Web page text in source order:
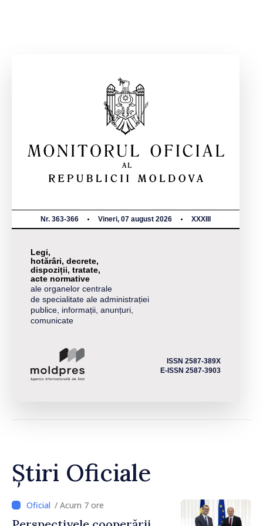
Nr. 363-366 Vineri, 07 august 2026 XXXIII
Legi,
hotărâri, decrete,
dispoziții, tratate,
acte normative
ale organelor centrale
de specialitate ale administrației
publice, informații, anunțuri,
comunicate
ISSN 2587-389X
E-ISSN 2587-3903
Știri Oficiale
/ Acum 7 ore